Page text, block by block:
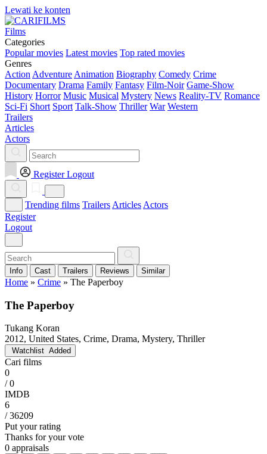
Lewati ke konten
Films
Categories
Popular movies Latest movies Top rated movies
Genres
Action Adventure Animation Biography Comedy Crime
Documentary Drama Family Fantasy Film-Noir Game-Show
History Horror Music Musical Mystery News Reality-TV Romance
Sci-Fi Short Sport Talk-Show Thriller War Western
Trailers
Articles
Actors
Register Logout
Trending films Trailers Articles Actors
Register
Logout
Info Cast Trailers Reviews Similar
Home » Crime » The Paperboy
The Paperboy
Tukang Koran
2012, United States, Crime, Drama, Mystery, Thriller
Watchlist Added
Cari films
0
/ 0
IMDB
6
/ 36209
Put your rating
Thanks for your vote
0 appraisals